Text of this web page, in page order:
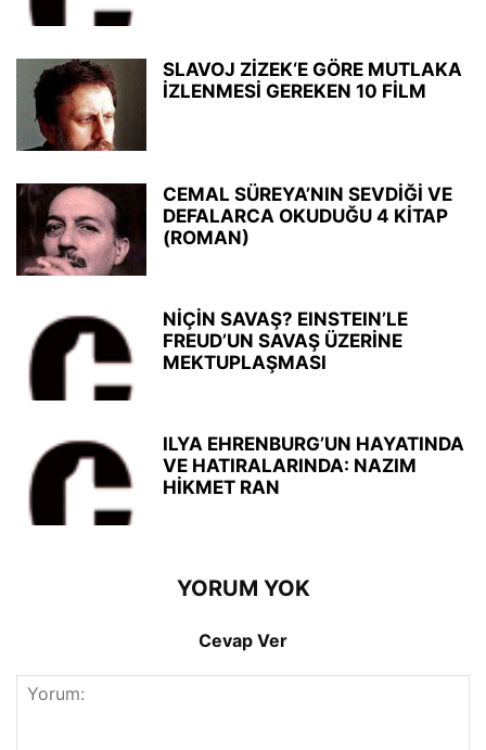
SLAVOJ ZİZEK‘E GÖRE MUTLAKA
İZLENMESİ GEREKEN 10 FİLM
CEMAL SÜREYA’NIN SEVDİĞİ VE
DEFALARCA OKUDUĞU 4 KİTAP
(ROMAN)
NİÇİN SAVAŞ? EINSTEIN’LE
FREUD’UN SAVAŞ ÜZERİNE
MEKTUPLAŞMASI
ILYA EHRENBURG’UN HAYATINDA
VE HATIRALARINDA: NAZIM
HİKMET RAN
YORUM YOK
Cevap Ver